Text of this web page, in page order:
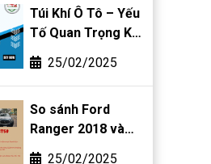
Túi Khí Ô Tô – Yếu
Tố Quan Trọng Khi
25/02/2025
So sánh Ford
Ranger 2018 và
Mazda BT-50 2018
25/02/2025